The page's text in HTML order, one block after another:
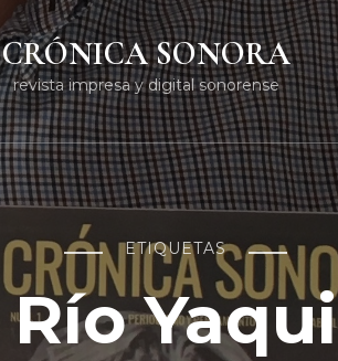
CRÓNICA SONORA
revista impresa y digital sonorense
ETIQUETAS
Río Yaqui